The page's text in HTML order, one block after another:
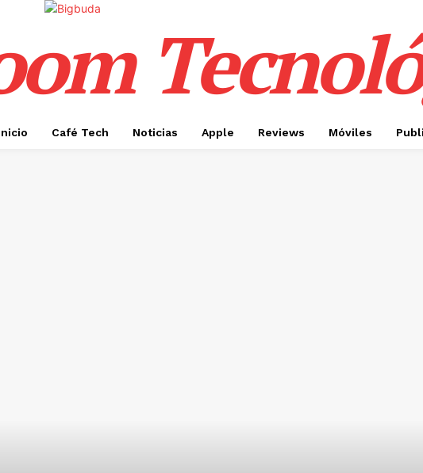
Café Tech Noticias Apple Reviews Móviles